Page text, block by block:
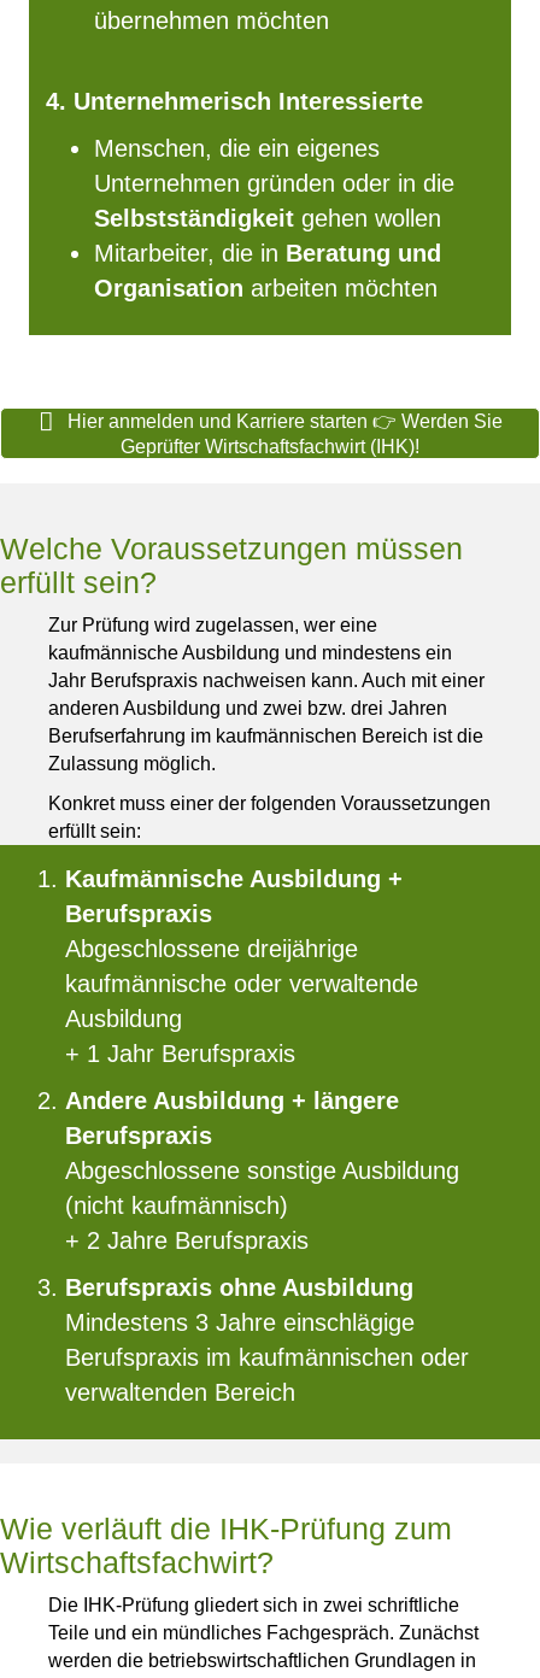
übernehmen möchten
4. Unternehmerisch Interessierte
Menschen, die ein eigenes
Unternehmen gründen oder in die
Selbstständigkeit gehen wollen
Mitarbeiter, die in Beratung und
Organisation arbeiten möchten
Hier anmelden und Karriere starten 👉 Werden Sie
Geprüfter Wirtschaftsfachwirt (IHK)!
Welche Voraussetzungen müssen
erfüllt sein?
Zur Prüfung wird zugelassen, wer eine
kaufmännische Ausbildung und mindestens ein
Jahr Berufspraxis nachweisen kann. Auch mit einer
anderen Ausbildung und zwei bzw. drei Jahren
Berufserfahrung im kaufmännischen Bereich ist die
Zulassung möglich.
Konkret muss einer der folgenden Voraussetzungen
erfüllt sein:
Kaufmännische Ausbildung +
Berufspraxis
Abgeschlossene dreijährige
kaufmännische oder verwaltende
Ausbildung
+ 1 Jahr Berufspraxis
Andere Ausbildung + längere
Berufspraxis
Abgeschlossene sonstige Ausbildung
(nicht kaufmännisch)
+ 2 Jahre Berufspraxis
Berufspraxis ohne Ausbildung
Mindestens 3 Jahre einschlägige
Berufspraxis im kaufmännischen oder
verwaltenden Bereich
Wie verläuft die IHK-Prüfung zum
Wirtschaftsfachwirt?
Die IHK-Prüfung gliedert sich in zwei schriftliche
Teile und ein mündliches Fachgespräch. Zunächst
werden die betriebswirtschaftlichen Grundlagen in